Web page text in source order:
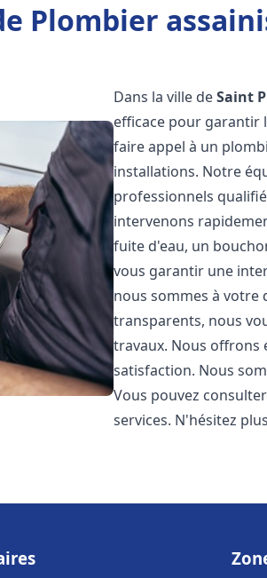
Plombier
Dans la ville deSaint
efficace pour garantir
faire appel à un
installations. Notre
professionnels
intervenons
fuite d'eau, un
vous garantir une
nous sommes à votre
transparents, nous
travaux. Nous offrons
satisfaction. Nous
Vous pouvez
services. N'hésitez